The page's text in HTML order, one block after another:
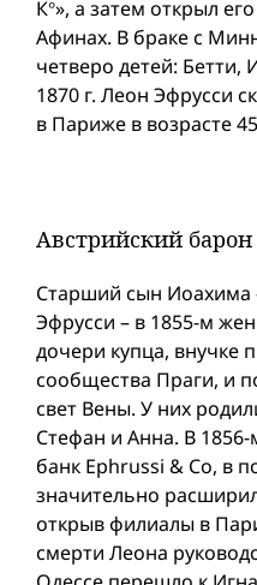
К°», а затем открыл
Афинах. В браке с
четверо детей:
1870 г. Леон Эфрусси
в Париже в возрасте
Австрийский барон
Старший сын Иоахима
Эфрусси – в 1855-м
дочери купца, внучке
сообщества Праги, и
свет Вены. У них
Стефан и Анна. В
банк Ephrussi & Cо, в
значительно
открыв филиалы в
смерти Леона